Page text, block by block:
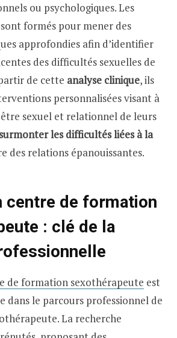
ou psychologiques. Les
formés pour mener des
approfondies afin d’identifier
des difficultés sexuelles de
de cette analyse clinique, ils
personnalisées visant à
sexuel et relationnel de leurs
surmonter les difficultés liées à la
des relations épanouissantes.
centre de formation
: clé de la
de formation sexothérapeute est
dans le parcours professionnel de
La recherche